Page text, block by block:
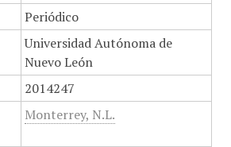
Periódico
Universidad Autónoma de
Nuevo León
2014247
Monterrey, N.L.